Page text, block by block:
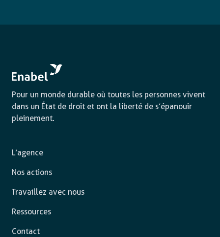
Pour un monde durable où toutes les personnes vivent
dans un État de droit et ont la liberté de s’épanouir
pleinement.
L’agence
Nos actions
Travaillez avec nous
Ressources
Contact